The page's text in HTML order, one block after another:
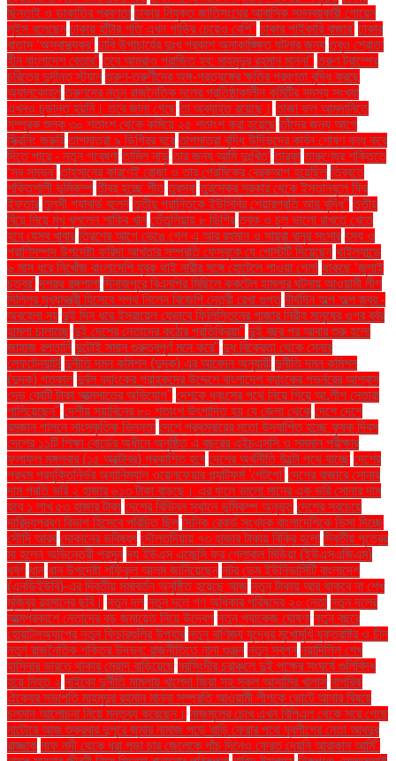
ছিনতাই ও ডাকাতির প্রবণতা ঢাকায় নিযুক্ত জাতিসংঘের আবাসিক সমন্বয়কারী গোয়েন
লুইস বলেছেন ঢাকায় হাঁটার গতি এখন গাড়ির চেয়েও বেশি'' ঢাকার পাইকারি বাজার' ঢাকার
বাতাস ‘অস্বাস্থ্যকর’ ঢাবি উপাচার্যের দুঃখ প্রকাশ অনাকাঙ্ক্ষিত ঘটনার জন্য তবুও শ্রোতা
হীন বাংলাদেশ বেতার” তবে আমরাও পরাজিত হব: মাহমুদুর রহমান মান্না" তরুণ ট্রাম্পের
চরিত্রে দুর্দান্ত স্ট্যান তরুণ-তরুণীদের অঙ্গ-প্রত্যঙ্গের ক্ষতির প্রবণতা বৃদ্ধি করছে
অ্যালকোহল তরুণদের নতুন রাজনৈতিক দলের প্রতিষ্ঠাকালীন কমিটির সদস্য সংখ্যা
এখনও চূড়ান্ত হয়নি। তবে জানা গেছে তা অব্যাহত রয়েছে। তাজা ফল আমদানিতে
সম্পূরক শুল্ক ৩০ শতাংশ থেকে কমিয়ে ২৫ শতাংশ করা হয়েছে তাঁদের জন্য আগে
স্ক্রিনিং জরুরি তাপমাত্রা ৯ ডিগ্রির ঘরে তাপমাত্রা বৃদ্ধি উদ্ভিদের কার্বন শোষণ বন্ধ করে
দিতে পারে - নতুন গবেষণা তামিল নাড়ু তার জন্য আমি দুঃখিত' তারকা তারুণ্যের শক্তিতে
‘সব সম্ভব’ তাহসানের কারণেই রোজা ও তার প্রেমিকের ব্রেকআপ হয়েছিল তিব্বতে
শক্তিশালী ভূমিকম্প তীব্র হচ্ছে শীত তুরস্ক তুরস্কের সরকার থেকে ইস্তানবুলে ফ্রি
ইফতার তুলসী গ্যাবার্ড বলেন তৃতীয় প্রান্তিকে ইউসিবির শেয়ারপ্রতি আয় বৃদ্ধি" তৃতীয়
বিয়ে নিয়ে মুখ খুললেন শাকিব খান তেঁতুলিয়ায় ৮ ডিগ্রি ত্বক ও চুল ভালো রাখতে খেতে
হবে যেসব খাবার ত্রিশের আগে ভেঙে গেল এ আর রহমান ও সায়রা বানুর সংসার ৎস্য ও
প্রাণিসম্পদ উপদেষ্টা ফরিদা আখতার সম্প্রতি ফেসবুকে যে পোস্টটি দিয়েছেন থাইল্যান্ডে
৬ মাস ধরে নিখোঁজ বাংলাদেশি যুবক থাই নারীর সঙ্গে হোটেলে পাওয়া গেল! থাকছে ‘জুলাই
চত্বর’ দশরথ রঙ্গশালা দিনাজপুরে বিএনপির মিছিলে ককটেল হামলার ঘটনায় আওয়ামী লীগ
দিল্লির মুখ্যমন্ত্রী হিসেবে শপথ নিলেন বিজেপি নেত্রী রেখা গুপ্ত দীর্ঘদিন অল্প অল্প জ্বর -
অবহেলা নয় দুই দিন ধরে ইসরায়েল যেভাবে ফিলিস্তিনের গাজার নিরীহ মানুষের ওপর বর্বর
হামলা চালাচ্ছে দুই দেশের নেতাদের কঠোর প্রতিক্রিয়া" দুই বছর পর আবার শুরু হলো
জাহাজ রপ্তানি দুটোই সমান গুরুত্বপূর্ণ মনে করে" দুধ বিক্রেতা থেকে সেনার
লেফটেন্যান্ট! দুর্নীতি দমন কমিশন (দুদক) এর আবেদন অনুযায়ী দুর্নীতি দমন কমিশন
(দুদক) গতকাল দুর্বল ব্যাংকের গ্রাহকদের উদ্দেশে বাংলাদেশ ব্যাংকের গভর্নরের আশ্বাস
দেড় কোটি টাকা আত্মসাতের অভিযোগ" দেশকে ধ্বংসের পথে নিয়ে গিয়ে আ.লীগ নেতারা
পালিয়েছেন" দেশীয় সয়াবিনের ৮০ শতাংশ উৎপাদিত হয় যে জেলা থেকে দেশে দেশে
রমজান পালনে সাংস্কৃতিক ভিন্নতা দেশে প্রথমবারের মতো উদযাপিত হচ্ছে কৃষক দিবস
দেশের ১১টি শিক্ষা বোর্ডের অধীনে অনুষ্ঠিত এ বছরের এইচএসসি ও সমমান পরীক্ষার
ফলাফল মঙ্গলবার (১৫ অক্টোবর) প্রকাশিত হবে দেশের অর্থনীতি উল্টো পথে যাচ্ছে দেশের
প্রথম প্রযুক্তিনির্ভর অ্যানিম্যাল ওয়েলফেয়ার প্ল্যাটফর্ম 'পেটগো' দেশের বাজারে সোনার
দাম প্রতি ভরি ২ হাজার ৬১৩ টাকা বাড়ছে। এর ফলে ভালো মানের এক ভরি সোনার দাম
হবে ১ লাখ ৫৩ হাজার টাকা দেশের বিভিন্ন স্থানে ভূমিকম্প অনুভূত দেশের সবচেয়ে
দারিদ্র্যপ্রবণ বিভাগ হিসেবে পরিচিত ছিল দৈনিক রেকর্ড সংখ্যক বাংলাদেশিকে ভিসা দিচ্ছে
সৌদি আরব দোকানের ভবিষ্যৎ দৌলতদিয়ায় ৭৩ হাজার টাকায় বিক্রি হলো দ্বিতীয় পুত্রের
মা হলেন অভিনেত্রী প্রসূন দ্য ইউএস এজেন্সি ফর গ্লোবাল মিডিয়া (ইউএসএজিএম)
ধর্ষণ ধান ধান উপদেষ্টা শফিকুল আলম জানিয়েছেন নটর ডেম ইউনিভার্সিটি বাংলাদেশ
(এনডিইউবি)-এর দ্বিতীয় সমাবর্তন অনুষ্ঠিত হয়েছে আজ নতুন টাকায় আর থাকবে না শেখ
মুজিবুর রহমানের ছবি। নতুন দল নতুন দলে গণ অধিকার পরিষদের ২০ নেতা নতুন দলের
আত্মপ্রকাশে নেতাদের বড় জমায়েত নিয়ে উদ্বেগ নতুন প্যাকেজ ঘোষণা নতুন বছরে
হোয়াটসঅ্যাপের নতুন ফিচারগুলির উপহার নতুন বাণিজ্য যুদ্ধের মুখোমুখি যুক্তরাষ্ট্র ও চীন
নতুন রাজনৈতিক শক্তির উদ্ভব: রাজনীতিতে নানা গুঞ্জন নতুন স্বপ্ন নয়াদিল্লি শেখ
হাসিনার ভারতে থাকার মেয়াদ বাড়িয়েছে নরসিংদীর চরাঞ্চলে দুই পক্ষের সংঘর্ষে গুলিবিদ্ধ
হয়ে নিহত ২ নাইকো দুর্নীতি মামলায় খালেদা জিয়া সহ সকল আসামির খালাস নাগরিক
ঐক্যের সভাপতি মাহমুদুর রহমান মান্না সম্প্রতি আওয়ামী লীগকে ভোটে আনার বিষয়ে
চলমান আলোচনা নিয়ে মন্তব্য করেছেন। নাজমুলের চোখ এখন বিপিএল থেকে সরে গেছে
নাটোরে আজ শুক্রবার দুপুরে জুমার নামাজ পড়ে বাড়ি ফেরার পথে যুবলীগের নেতা আবদুর
রাজ্জাক নাফ নদী থেকে ধরা পড়া চার জেলেকে পাঁচ দিনেও ফেরত দেয়নি আরাকান আর্মি"